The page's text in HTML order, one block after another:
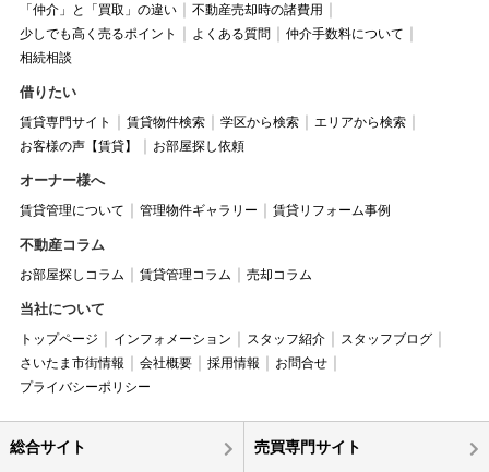
「仲介」と「買取」の違い
不動産売却時の諸費用
少しでも高く売るポイント
よくある質問
仲介手数料について
相続相談
借りたい
賃貸専門サイト 賃貸物件検索 学区から検索
エリアから検索
お客様の声【賃貸】
お部屋探し依頼
オーナー様へ
賃貸管理について 管理物件ギャラリー 賃貸リフォーム事例
不動産コラム
お部屋探しコラム 賃貸管理コラム 売却コラム
当社について
トップページ インフォメーション スタッフ紹介
スタッフブログ
さいたま市街情報
会社概要 採用情報
お問合せ
プライバシーポリシー
総合サイト 売買専門サイト